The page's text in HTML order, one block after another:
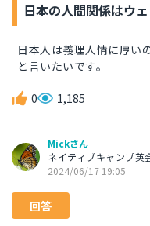
日本の人間関係はウ
日本人は義理人情に厚い
と言いたいです。
0 1,185
Mickさん
ネイティブキャンプ英
2024/06/17 19:05
回答